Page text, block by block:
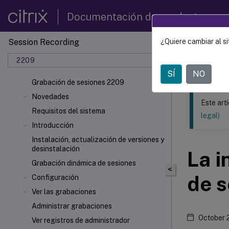
Documentación de productos
Session Recording
2209
Grabación de sesiones 2209
Novedades
Requisitos del sistema
Introducción
Instalación, actualización de versiones y
desinstalación
Grabación dinámica de sesiones
Configuración
Ver las grabaciones
Administrar grabaciones
Ver registros de administrador
Este
<
Este
legal)
La
de
October
¿Quiere cambiar al
SÍ NO